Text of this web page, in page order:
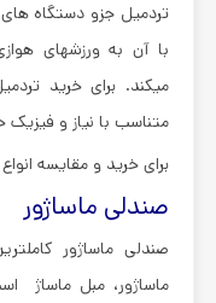
تردمیل جزو دستگاه
با آن به ورزشهای
میکند. برای خرید
متناسب با نیاز و فیزیک
برای خرید و مقایسه
صندلی ماساژور
صندلی ماساژور
ماساژور، مبل ماساژ